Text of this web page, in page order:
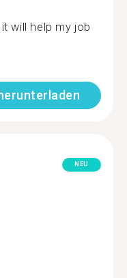
will help my job
NEU